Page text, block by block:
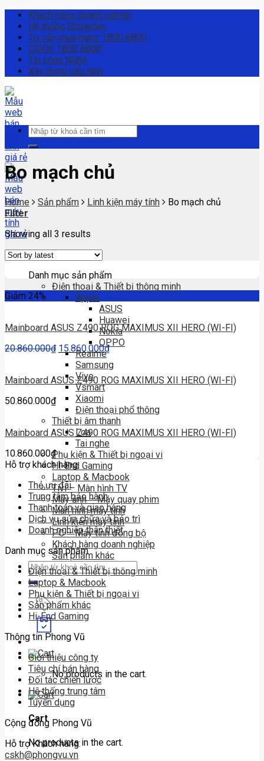
Skip
content
Khách hàng doanh nghiệp
Hệ thống Showrom
Tư vấn mua hàng: 1800 6800
CSKH: 1800 6800
Tin công Nghệ
Xây dựng cấu hình
Danh mục sản phẩm
Điện thoại & Thiết bị thông minh
Apple
ASUS
Huawei
Nokia
OPPO
Realme
Samsung
Vivo
Vsmart
Xiaomi
Điện thoại phổ thông
Thiết bị âm thanh
Loa
Tai nghe
Phụ kiện & Thiết bị ngoại vi
Hi-End Gaming
Laptop & Macbook
Tivi – Màn hình TV
Máy ảnh – Máy quay phim
Màn hình máy tính
Linh kiện máy tính
PC – Máy tính đồng bộ
Khách hàng doanh nghiệp
Sản phẩm khác
Search
for:
No products in the cart.
Cart
No products in the cart.
Search
for:
Bo mạch chủ
Home Sản phẩm Linh kiện máy tính
Bo mạch chủ
Filter
Showing all 3 results
Giảm 24%
Mainboard ASUS Z490 ROG MAXIMUS XII HERO (WI-FI)
20.860.000₫ 15.860.000₫
Mainboard ASUS Z490 ROG MAXIMUS XII HERO (WI-FI)
50.860.000₫
Mainboard ASUS Z490 ROG MAXIMUS XII HERO (WI-FI)
10.860.000₫
Hỗ trợ khách hàng
Thẻ ưu đãi
Trung tâm bảo hành
Thanh toán và giao hàng
Dịch vụ sửa chữa và bảo trì
Doanh nghiệp thân thiết
Danh mục sản phẩm
Điện thoại & Thiết bị thông minh
Laptop & Macbook
Phụ kiện & Thiết bị ngoại vi
Sản phẩm khác
Hi-End Gaming
Thông tin Phong Vũ
Giới thiệu công ty
Tiêu chí bán hàng
Đối tác chiến lược
Hệ thống trung tâm
Tuyển dụng
Cộng đồng Phong Vũ
Hỗ trợ Khách hàng:
cskh@phongvu.vn